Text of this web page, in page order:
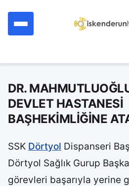
DR.
DEVLET HASTANESİ
BAŞHEKİMLİĞİNE
SSK Dörtyol Dispanseri
Dörtyol Sağlık Gurup
görevleri başarıyla yerine